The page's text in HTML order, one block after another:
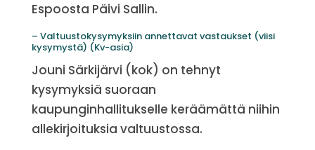
Espoosta Päivi Sallin.
– Valtuustokysymyksiin annettavat vastaukset (viisi
kysymystä) (Kv-asia)
Jouni Särkijärvi (kok) on tehnyt
kysymyksiä suoraan
kaupunginhallitukselle keräämättä niihin
allekirjoituksia valtuustossa.